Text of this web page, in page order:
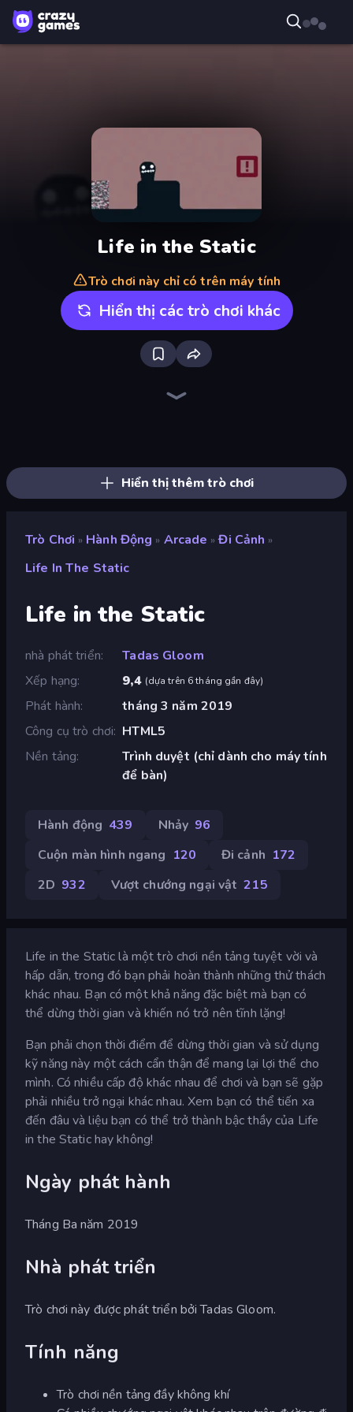
Life in the Static
Trò chơi này chỉ có trên máy tính
Hiển thị các trò chơi khác
Hiển thị thêm trò chơi
Trò Chơi » Hành Động » Arcade » Đi Cảnh »
Life In The Static
Life in the Static
nhà phát triển
Tadas Gloom
Xếp hạng
9,4 (dựa trên 6 tháng gần đây)
Phát hành
tháng 3 năm 2019
Công cụ trò chơi HTML5
Nền tảng
Trình duyệt (chỉ dành cho máy tính
để bàn)
Hành động 439 Nhảy 96
Cuộn màn hình ngang 120 Đi cảnh 172
2D 932 Vượt chướng ngại vật 215
Life in the Static là một trò chơi nền tảng tuyệt vời và
hấp dẫn, trong đó bạn phải hoàn thành những thử thách
khác nhau. Bạn có một khả năng đặc biệt mà bạn có
thể dừng thời gian và khiến nó trở nên tĩnh lặng!
Bạn phải chọn thời điểm để dừng thời gian và sử dụng
kỹ năng này một cách cẩn thận để mang lại lợi thế cho
mình. Có nhiều cấp độ khác nhau để chơi và bạn sẽ gặp
phải nhiều trở ngại khác nhau. Xem bạn có thể tiến xa
đến đâu và liệu bạn có thể trở thành bậc thầy của Life
in the Static hay không!
Ngày phát hành
Tháng Ba năm 2019
Nhà phát triển
Trò chơi này được phát triển bởi Tadas Gloom.
Tính năng
Trò chơi nền tảng đầy không khí